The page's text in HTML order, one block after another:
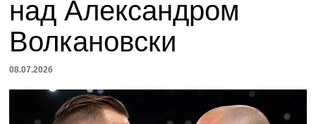
над Александром
Волкановски
08.07.2026